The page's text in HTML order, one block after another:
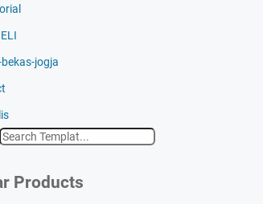
jogja
Products